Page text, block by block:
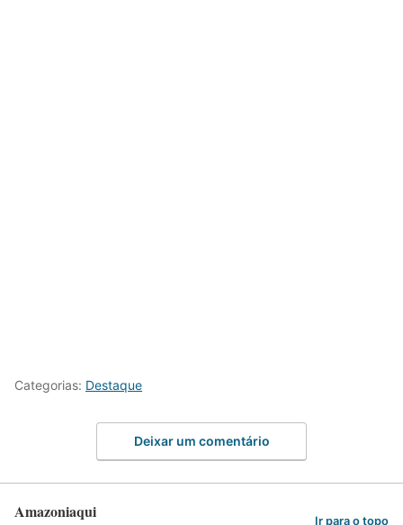
Categorias: Destaque
Deixar um comentário
Amazoniaqui Ir para o topo